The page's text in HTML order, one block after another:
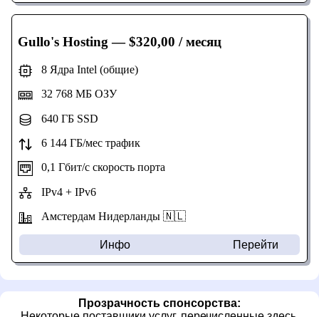
Gullo's Hosting — $320,00 / месяц
8 Ядра Intel (общие)
32 768 МБ ОЗУ
640 ГБ SSD
6 144 ГБ/мес трафик
0,1 Гбит/с скорость порта
IPv4 + IPv6
Амстердам Нидерланды 🇳🇱
Инфо Перейти
Прозрачность спонсорства: